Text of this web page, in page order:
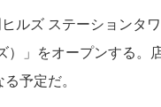
ルズ ステーションタ
）」をオープンする。
予定だ。